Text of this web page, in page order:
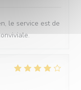
le service est de